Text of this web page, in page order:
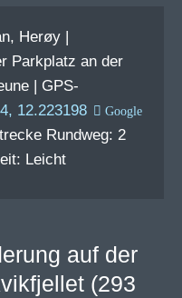
Herøy |
Parkplatz an der
| GPS-
12.223198
Rundweg: 2
Leicht
auf der
(293